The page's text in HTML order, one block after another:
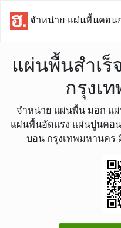
จำหน่าย แผ่นพื้นคอน
แผ่นพื้นสำเร็
กรุงเ
จำหน่าย แผ่นพื้น มอก แ
แผ่นพื้นอัดแรง แผ่นปูนคอ
บอน กรุงเทพมหานคร